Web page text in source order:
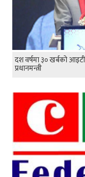
दश वर्षमा ३० खर्बको
प्रधानमन्त्री